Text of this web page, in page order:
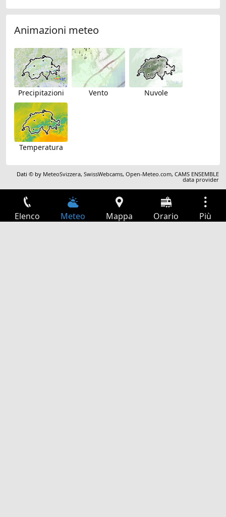
Animazioni meteo
Precipitazioni Vento Nuvole
Temperatura
Dati © by MeteoSvizzera,SwissWebcams,Open-Meteo.com,CAMS ENSEMBLE
data provider
Elenco Meteo Mappa Orario Più